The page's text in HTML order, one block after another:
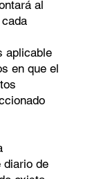
al
aplicable
en que el
diario de